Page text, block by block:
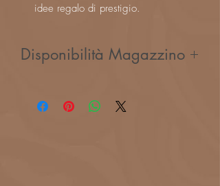
idee regalo di prestigio.
Disponibilità Magazzino
la consegna di 2-3 giorni lavorativi.